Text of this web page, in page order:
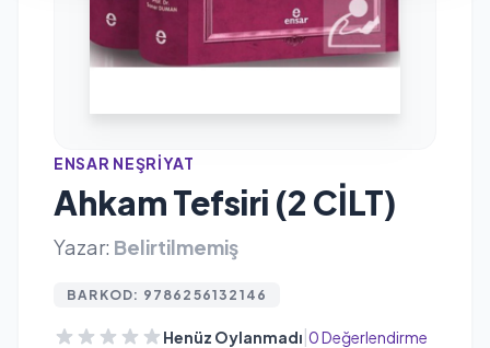
ENSAR NEŞRIYAT
Ahkam Tefsiri (2 CİLT)
Yazar: Belirtilmemiş
BARKOD: 9786256132146
Henüz Oylanmadı 0 Değerlendirme